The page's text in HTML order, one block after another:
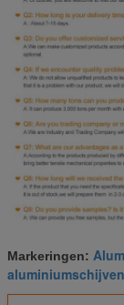
Markeringen:
aluminiumschijven